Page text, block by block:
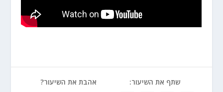
שתף את השיעור: אהבת את השיעור?